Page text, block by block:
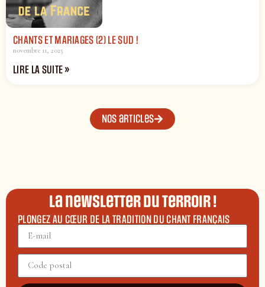
CHANTS ET MARIAGES (2) LE SUD !
novembre 11, 2025
LIRE LA SUITE »
Nos articles
La newsletter du terroir !
PLONGEZ AU CŒUR DE LA TRADITION DU CHANT FRANÇAIS